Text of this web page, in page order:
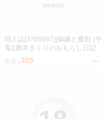
限制級商品
同人誌[3789587][御嬢と魔獣 (牛
鬼)]廣井きくりのおもらし日記
(孤獨搖滾)
305